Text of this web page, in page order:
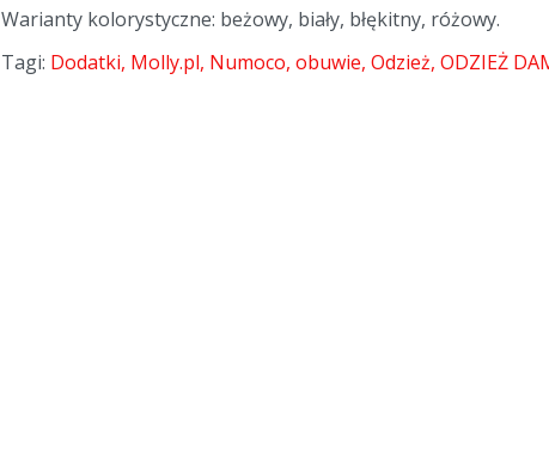
Warianty kolorystyczne: beżowy, biały, błękitny, różowy.
Tagi: Dodatki Molly.pl Numoco obuwie Odzież ODZIEŻ